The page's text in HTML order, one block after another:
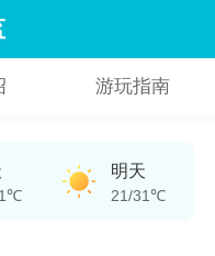
游玩指南
明天
21/31℃